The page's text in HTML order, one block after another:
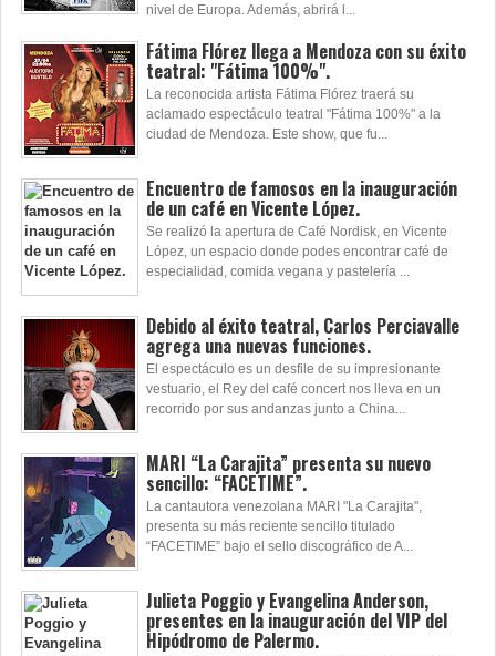
nivel de Europa. Además, abrirá l...
Fátima Flórez llega a Mendoza con su éxito
teatral: "Fátima 100%".
La reconocida artista Fátima Flórez traerá su
aclamado espectáculo teatral "Fátima 100%" a la
ciudad de Mendoza. Este show, que fu...
Encuentro de famosos en la inauguración
de un café en Vicente López.
Se realizó la apertura de Café Nordisk, en Vicente
López, un espacio donde podes encontrar café de
especialidad, comida vegana y pastelería ...
Debido al éxito teatral, Carlos Perciavalle
agrega una nuevas funciones.
El espectáculo es un desfile de su impresionante
vestuario, el Rey del café concert nos lleva en un
recorrido por sus andanzas junto a China...
MARI “La Carajita” presenta su nuevo
sencillo: “FACETIME”.
La cantautora venezolana MARI "La Carajita",
presenta su más reciente sencillo titulado
“FACETIME” bajo el sello discográfico de A...
Julieta Poggio y Evangelina Anderson,
presentes en la inauguración del VIP del
Hipódromo de Palermo.